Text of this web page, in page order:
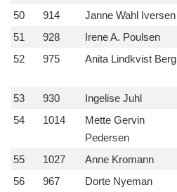
50
914 Janne Wahl Iversen
51
928 Irene A. Poulsen
52
975 Anita Lindkvist Berg
53 930 Ingelise Juhl
54
1014
Mette Gervin
Pedersen
55 1027 Anne Kromann
56
967
Dorte Nyeman